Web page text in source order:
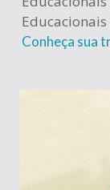
Educacionais
Conheça sua